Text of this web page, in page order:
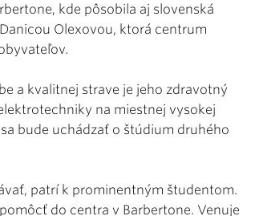
kde pôsobila aj slovenská
Olexovou, ktorá centrum
a kvalitnej strave je jeho zdravotný
na miestnej vysokej
bude uchádzať o štúdium druhého
patrí k prominentným študentom.
do centra v Barbertone. Venuje